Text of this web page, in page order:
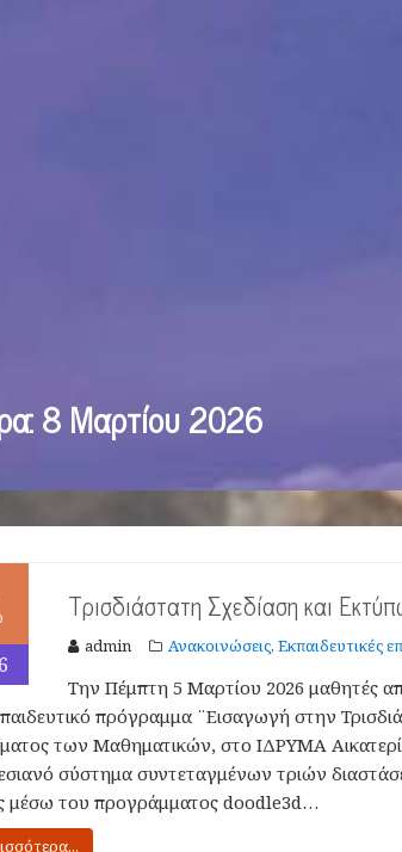
8 Μαρτίου 2026
Τρισδιάστατη Σχεδίαση και
admin Ανακοινώσεις, Εκπαιδευτικές
Την Πέμπτη 5 Μαρτίου 2026 μαθητές
πρόγραμμα ¨Εισαγωγή στην
των Μαθηματικών, στο ΙΔΡΥΜΑ
σύστημα συντεταγμένων τριών
μέσω του προγράμματος doodle3d…